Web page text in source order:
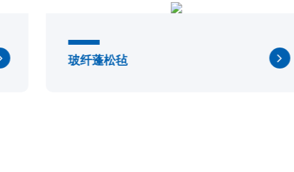
玻纤蓬松毡